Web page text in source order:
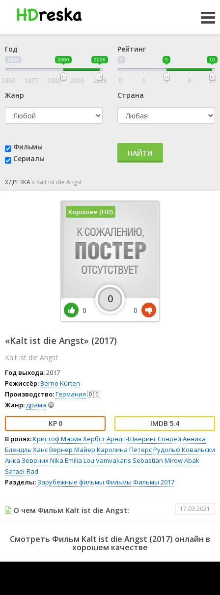
Год
1960 2000 2026
1960 1977 1993 2010 2026
Рейтинг
0 5 10
0 3 5 8 10
Жанр Страна
Фильмы
Сериалы
НАЙТИ
ХДРЕЗКА» Kalt ist die Angst
«Kalt ist die Angst» (2017)
Kalt ist die Angst
Год выхода:2017
Режиссёр:Berno Kürten
Производство:Германия 🇩🇪
Жанр:драма 😫
0 5.4
В ролях:Кристоф Мария ХербстАрндт-Шверинг Сонрей Анника
Блендль Ханс Вернер Майер Каролина ПетерсРудольф Ковальски
Анка ЗевенихNika Emilia Lou Vamvakaris Sebastian MirowAbak
Safaei-Rad
Разделы: Зарубежные фильмы Фильмы Фильмы 2017
Хорошее (HD)
0
0
0
О чем Фильм Kalt ist die Angst: 17.03.2021
Смотреть Фильм Kalt ist die Angst (2017) онлайн в
хорошем качестве